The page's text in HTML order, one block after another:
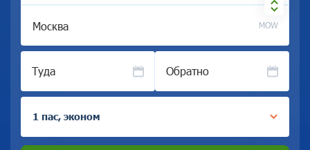
MOW
Туда Обратно
1 пас, эконом